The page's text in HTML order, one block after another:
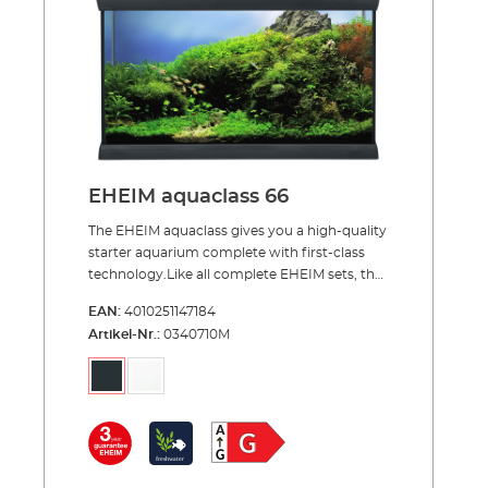
nocne. Inne zalety to otwór do karmienia z
pokrywką (odpowiedni do automatycznych
karmników) i dołączona ramka bazowa.
EHEIM aquaclass 66
The EHEIM aquaclass gives you a high-quality
starter aquarium complete with first-class
technology.Like all complete EHEIM sets, the
a starter aquarium, letting you get “up and
running" with your aquarium immediately.
The aquaclass means a class-above: excellent
filter, heater, thermometer) and LED lighting.
The major innovation is the design of the
EAN: 4010251147184
Artikel-Nr.: 0340710M